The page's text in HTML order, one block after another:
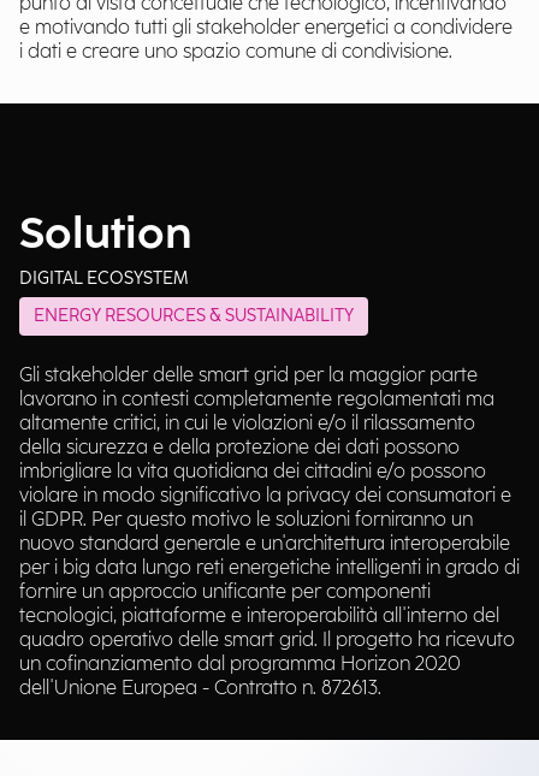
e motivando tutti gli stakeholder energetici a condividere
i dati e creare uno spazio comune di condivisione.
Solution
DIGITAL ECOSYSTEM
ENERGY RESOURCES & SUSTAINABILITY
Gli stakeholder delle smart grid per la maggior parte
lavorano in contesti completamente regolamentati ma
altamente critici, in cui le violazioni e/o il rilassamento
della sicurezza e della protezione dei dati possono
imbrigliare la vita quotidiana dei cittadini e/o possono
violare in modo significativo la privacy dei consumatori e
il GDPR. Per questo motivo le soluzioni forniranno un
nuovo standard generale e un'architettura interoperabile
per i big data lungo reti energetiche intelligenti in grado di
fornire un approccio unificante per componenti
tecnologici, piattaforme e interoperabilità all'interno del
quadro operativo delle smart grid. Il progetto ha ricevuto
un cofinanziamento dal programma Horizon 2020
dell'Unione Europea - Contratto n. 872613.